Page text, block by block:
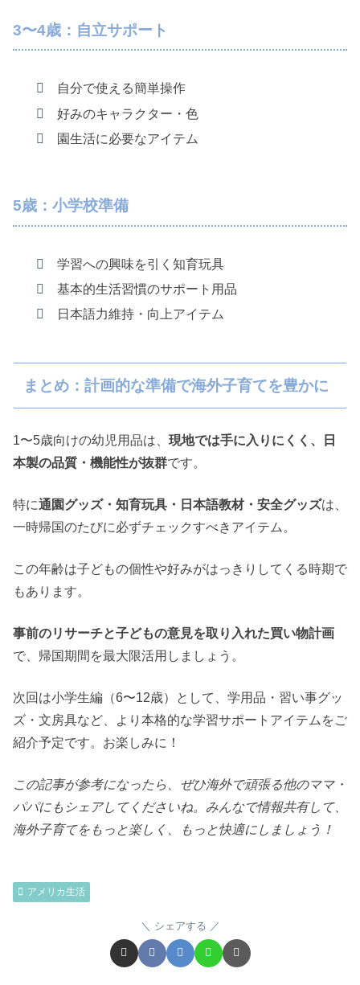
3〜4歳：自立サポート
自分で使える簡単操作
好みのキャラクター・色
園生活に必要なアイテム
5歳：小学校準備
学習への興味を引く知育玩具
基本的生活習慣のサポート用品
日本語力維持・向上アイテム
まとめ：計画的な準備で海外子育てを豊かに
1〜5歳向けの幼児用品は、 現地では手に入りにくく、日
本製の品質・機能性が抜群です。
特に通園グッズ・知育玩具・日本語教材・安全グッズは、
一時帰国のたびに必ずチェックすべきアイテム。
この年齢は子どもの個性や好みがはっきりしてくる時期で
もあります。
事前のリサーチと子どもの意見を取り入れた買い物計画
で、帰国期間を最大限活用しましょう。
次回は小学生編（6〜12歳）として、学用品・習い事グッ
ズ・文房具など、より本格的な学習サポートアイテムをご
紹介予定です。お楽しみに！
この記事が参考になったら、ぜひ海外で頑張る他のママ・
パパにもシェアしてくださいね。みんなで情報共有して、
海外子育てをもっと楽しく、もっと快適にしましょう！
アメリカ生活
シェアする